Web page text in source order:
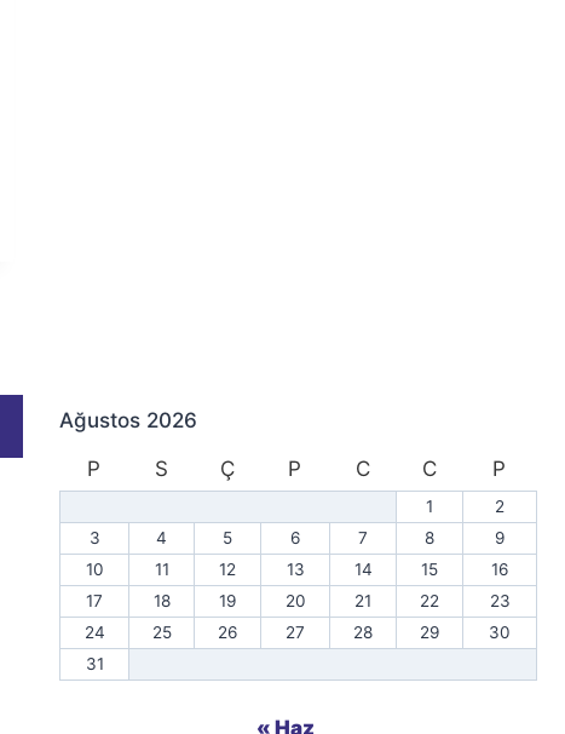
Ağustos 2026
P
S Ç P C C P
1
2
3
4 5 6 7 8
9
10
11 12 13 14 15
16
17
18 19 20 21 22
23
24
25 26 27 28 29
30
31
« Haz